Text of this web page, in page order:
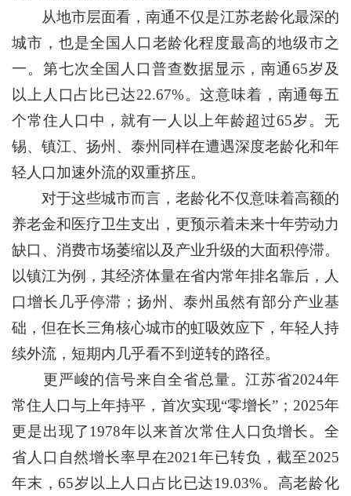
从地市层面看，南通不仅是江苏老龄化最深的
城市，也是全国人口老龄化程度最高的地级市之
一。第七次全国人口普查数据显示，南通65岁及
以上人口占比已达22.67%。这意味着，南通每五
个常住人口中，就有一人以上年龄超过65岁。无
锡、镇江、扬州、泰州同样在遭遇深度老龄化和年
轻人口加速外流的双重挤压。
对于这些城市而言，老龄化不仅意味着高额的
养老金和医疗卫生支出，更预示着未来十年劳动力
缺口、消费市场萎缩以及产业升级的大面积停滞。
以镇江为例，其经济体量在省内常年排名靠后，人
口增长几乎停滞；扬州、泰州虽然有部分产业基
础，但在长三角核心城市的虹吸效应下，年轻人持
续外流，短期内几乎看不到逆转的路径。
更严峻的信号来自全省总量。江苏省2024年
常住人口与上年持平，首次实现“零增长”；2025年
更是出现了1978年以来首次常住人口负增长。全
省人口自然增长率早在2021年已转负，截至2025
年末，65岁以上人口占比已达19.03%。高老龄化